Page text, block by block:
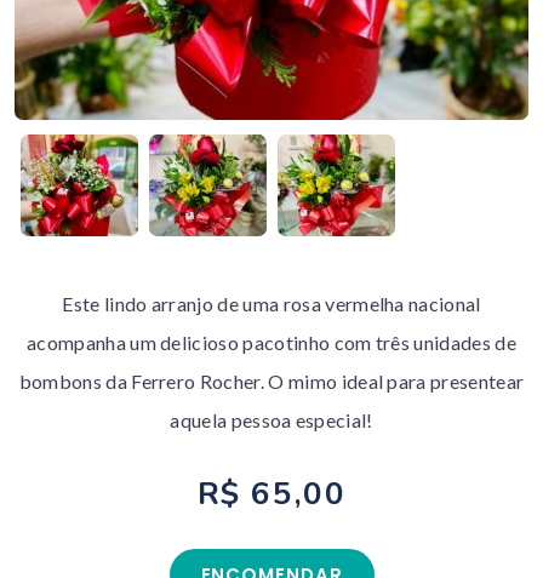
Este lindo arranjo de uma rosa vermelha nacional
acompanha um delicioso pacotinho com três unidades de
bombons da Ferrero Rocher. O mimo ideal para presentear
aquela pessoa especial!
R$ 65,00